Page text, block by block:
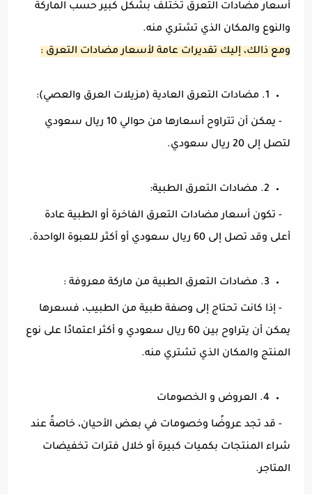
أسعار مضادات التعرق تختلف بشكل كبير حسب الماركة
والنوع والمكان الذي تشتري منه.
ومع ذالك، إليك تقديرات عامة لأسعار مضادات التعرق :
1. مضادات التعرق العادية (مزيلات العرق والعصي):
- يمكن أن تتراوح أسعارها من حوالي 10 ريال سعودي
لتصل إلى 20 ريال سعودي.
2. مضادات التعرق الطبية:
- تكون أسعار مضادات التعرق الفاخرة أو الطبية عادة
أعلى وقد تصل إلى 60 ريال سعودي أو أكثر للعبوة الواحدة.
3. مضادات التعرق الطبية من ماركة معروفة :
- إذا كانت تحتاج إلى وصفة طبية من الطبيب، فسعرها
يمكن أن يتراوح بين 60 ريال سعودي و أكثر اعتمادًا على نوع
المنتج والمكان الذي تشتري منه.
4. العروض و الخصومات
- قد تجد عروضًا وخصومات في بعض الأحيان، خاصةً عند
شراء المنتجات بكميات كبيرة أو خلال فترات تخفيضات
المتاجر.